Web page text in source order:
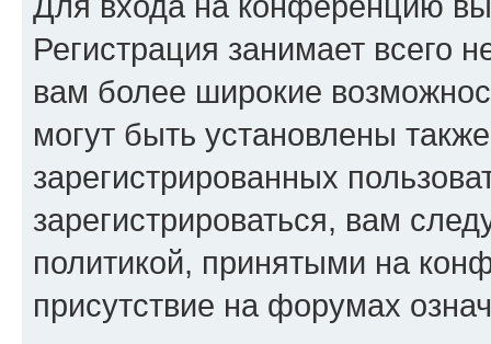
Регистрация занимает всего
вам более широкие
могут быть установлены
зарегистрированных
зарегистрироваться, вам
политикой, принятыми на
присутствие на форумах